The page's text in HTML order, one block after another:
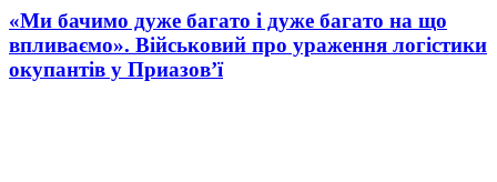
«Ми бачимо дуже багато і дуже багато на що
впливаємо». Військовий про ураження логістики
окупантів у Приазов’ї